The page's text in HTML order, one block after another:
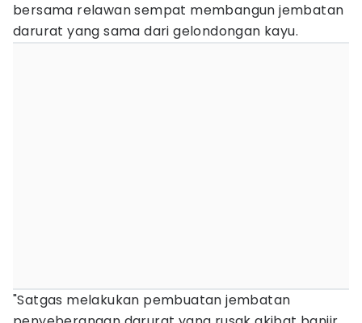
bersama relawan sempat membangun jembatan
darurat yang sama dari gelondongan kayu.
"Satgas melakukan pembuatan jembatan